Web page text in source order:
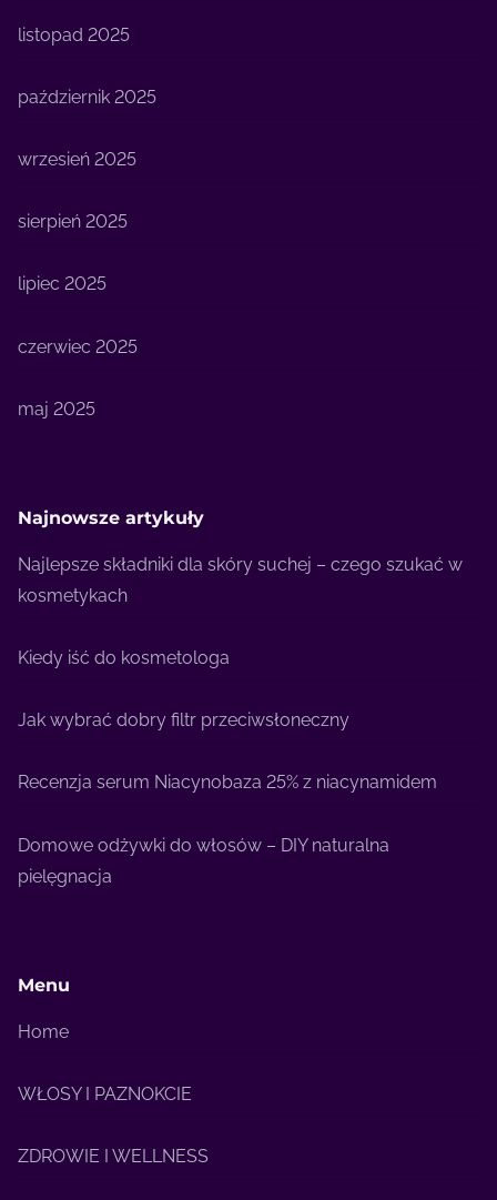
listopad 2025
październik 2025
wrzesień 2025
sierpień 2025
lipiec 2025
czerwiec 2025
maj 2025
Najnowsze artykuły
Najlepsze składniki dla skóry suchej – czego szukać w
kosmetykach
Kiedy iść do kosmetologa
Jak wybrać dobry filtr przeciwsłoneczny
Recenzja serum Niacynobaza 25% z niacynamidem
Domowe odżywki do włosów – DIY naturalna
pielęgnacja
Menu
Home
WŁOSY I PAZNOKCIE
ZDROWIE I WELLNESS